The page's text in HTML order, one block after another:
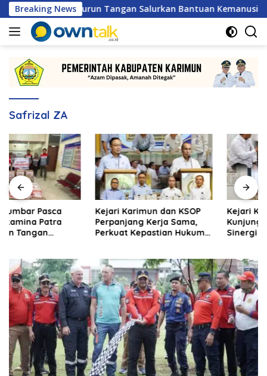
Langsung
ke
konten
Breaking News
Niaga Turun Tangan Salurkan Bantuan Kemanusiaan
Safrizal ZA
Kejari Karimun dan KSOP
Perpanjang Kerja Sama,
Perkuat Kepastian Hukum
Kejari Karimun Terima
Kunjungan BPS, Perkuat
Sinergi dan Pertukaran